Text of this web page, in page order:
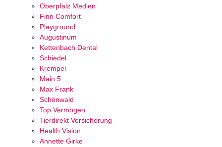
Oberpfalz Medien
Finn Comfort
Playground
Augustinum
Kettenbach Dental
Schiedel
Krempel
Main 5
Max Frank
Schönwald
Top Vermögen
Tierdirekt Versicherung
Health Vision
Annette Girke